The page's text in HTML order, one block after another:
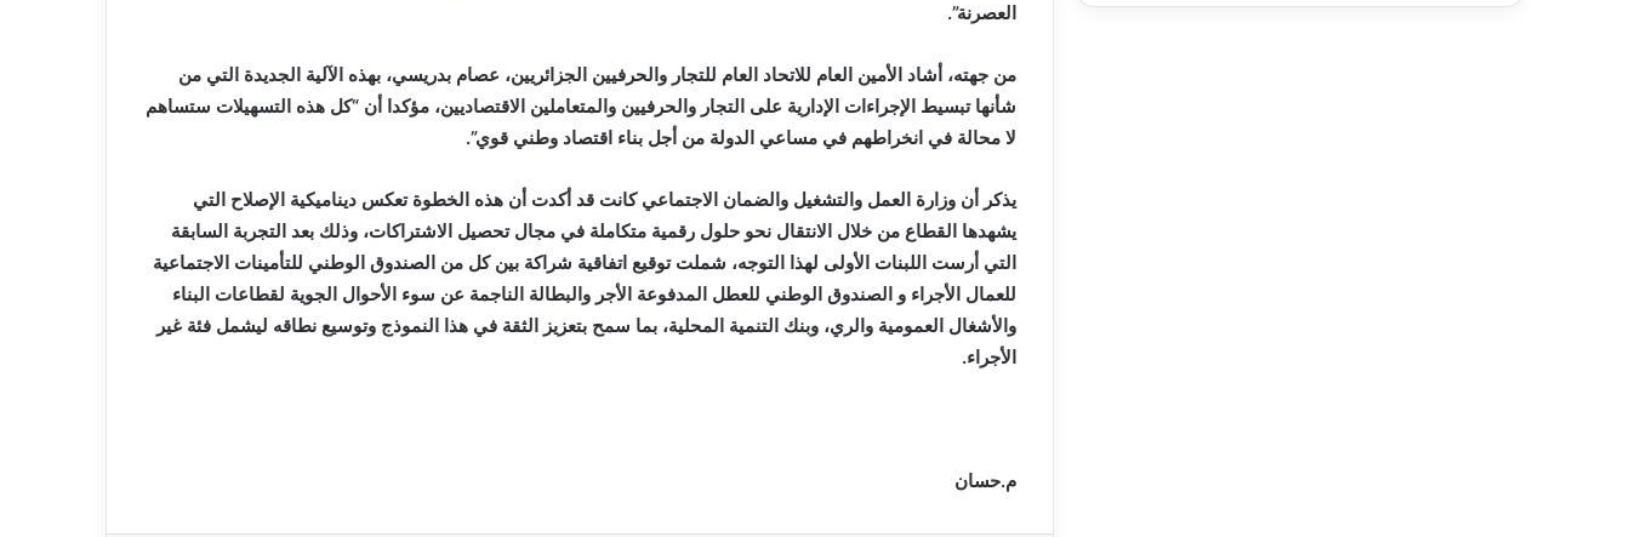
العصرنة”.
من جهته، أشاد الأمين العام للاتحاد العام للتجار والحرفيين الجزائريين، عصام بدريسي، بهذه الآلية الجديدة التي من
شأنها تبسيط الإجراءات الإدارية على التجار والحرفيين والمتعاملين الاقتصاديين، مؤكدا أن “كل هذه التسهيلات ستساهم
لا محالة في انخراطهم في مساعي الدولة من أجل بناء اقتصاد وطني قوي”.
يذكر أن وزارة العمل والتشغيل والضمان الاجتماعي كانت قد أكدت أن هذه الخطوة تعكس ديناميكية الإصلاح التي
يشهدها القطاع من خلال الانتقال نحو حلول رقمية متكاملة في مجال تحصيل الاشتراكات، وذلك بعد التجربة السابقة
التي أرست اللبنات الأولى لهذا التوجه، شملت توقيع اتفاقية شراكة بين كل من الصندوق الوطني للتأمينات الاجتماعية
للعمال الأجراء و الصندوق الوطني للعطل المدفوعة الأجر والبطالة الناجمة عن سوء الأحوال الجوية لقطاعات البناء
والأشغال العمومية والري، وبنك التنمية المحلية، بما سمح بتعزيز الثقة في هذا النموذج وتوسيع نطاقه ليشمل فئة غير
الأجراء.
م.حسان